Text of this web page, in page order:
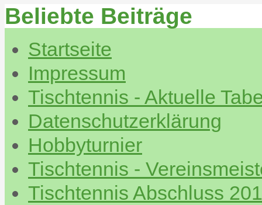
Beliebte Beiträge
Startseite
Impressum
Tischtennis - Aktuelle
Datenschutzerklärung
Hobbyturnier
Tischtennis -
Tischtennis Abschluss